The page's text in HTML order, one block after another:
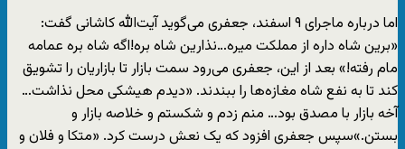
اما درباره ماجرای ۹ اسفند، جعفری می‌گوید آیت‌الله کاشانی گفت:
«برین شاه داره از مملکت میره…نذارین شاه بره!اگه شاه بره عمامه
مام رفته!» بعد از این، جعفری می‌رود سمت بازار تا بازاریان را تشویق
کند تا به نفع شاه مغازه‌ها را ببندند. «دیدم هیشکی محل نذاشت…
آخه بازار با مصدق بود… منم زدم و شکستم و خلاصه بازار و
بستن.»سپس جعفری افزود که یک نعش درست کرد. «متکا و فلان و